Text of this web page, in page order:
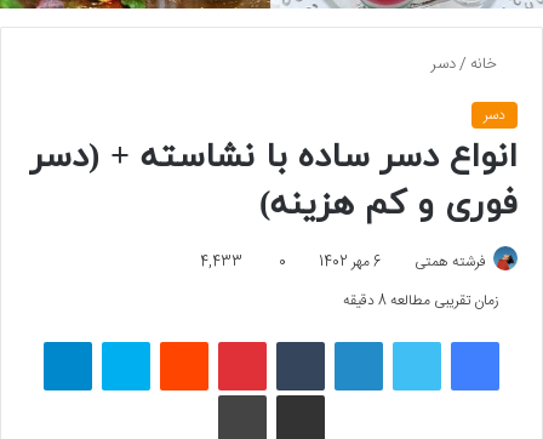
خانه /دسر
دسر
انواع دسر ساده با نشاسته + (دسر
فوری و کم هزینه)
فرشته همتی 6 مهر 1402 0
4,433
زمان تقریبی مطالعه 8 دقیقه
فیسبوک لینکداین پینتریست اسکایپ
چاپ